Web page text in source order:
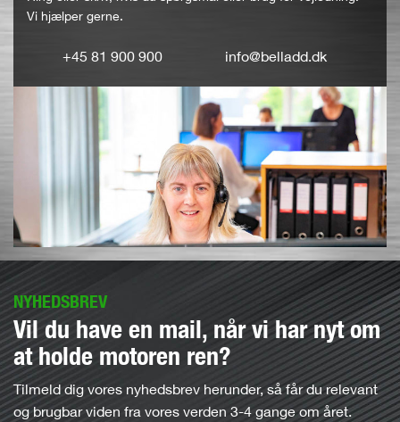
Vi hjælper gerne.
+45 81 900 900 info@belladd.dk
NYHEDSBREV
Vil du have en mail, når vi har nyt om
at holde motoren ren?
Tilmeld dig vores nyhedsbrev herunder, så får du relevant
og brugbar viden fra vores verden 3-4 gange om året.